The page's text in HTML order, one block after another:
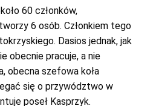
60 członków,
6 osób. Członkiem tego
Dasios jednak, jak
obecnie pracuje, a nie
obecna szefowa koła
się o przywództwo w
poseł Kasprzyk.